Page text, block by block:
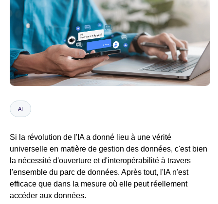
Assurance
Télécommunications
Technologie
Secteur public
Santé
Salle de presse
AI
Si la révolution de l'IA a donné lieu à une vérité
universelle en matière de gestion des données, c'est bien
la nécessité d'ouverture et d'interopérabilité à travers
l'ensemble du parc de données. Après tout, l'IA n'est
efficace que dans la mesure où elle peut réellement
accéder aux données.